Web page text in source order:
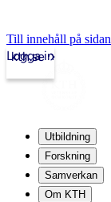
Till innehåll på sidan
kth.se
Logga in
Utbildning
Forskning
Samverkan
Om KTH